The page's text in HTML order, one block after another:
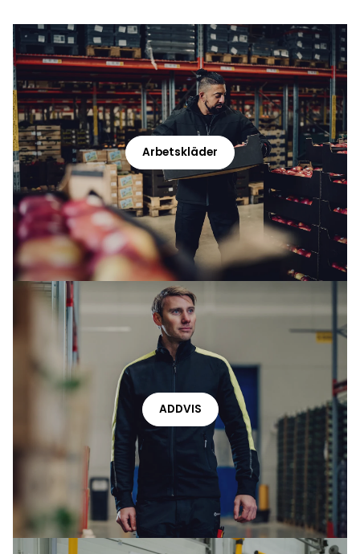
Arbetskläder
ADDVIS